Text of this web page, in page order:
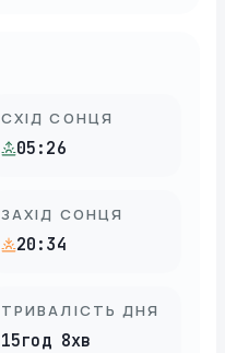
СХІД СОНЦЯ
05:26
ЗАХІД СОНЦЯ
20:34
ТРИВАЛІСТЬ ДНЯ
15год 8хв